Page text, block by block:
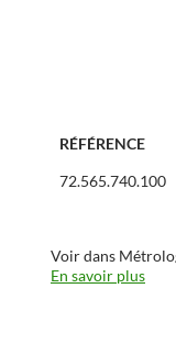
RÉFÉRENCE
72.565.740.100
Voir dans
En savoir plus